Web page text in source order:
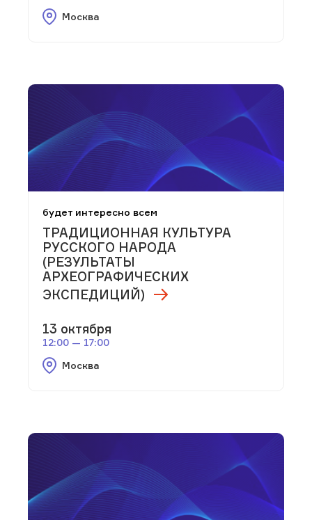
Москва
будет интересно всем
ТРАДИЦИОННАЯ КУЛЬТУРА
РУССКОГО НАРОДА
(РЕЗУЛЬТАТЫ
АРХЕОГРАФИЧЕСКИХ
ЭКСПЕДИЦИЙ)
13 октября
12:00 — 17:00
Москва